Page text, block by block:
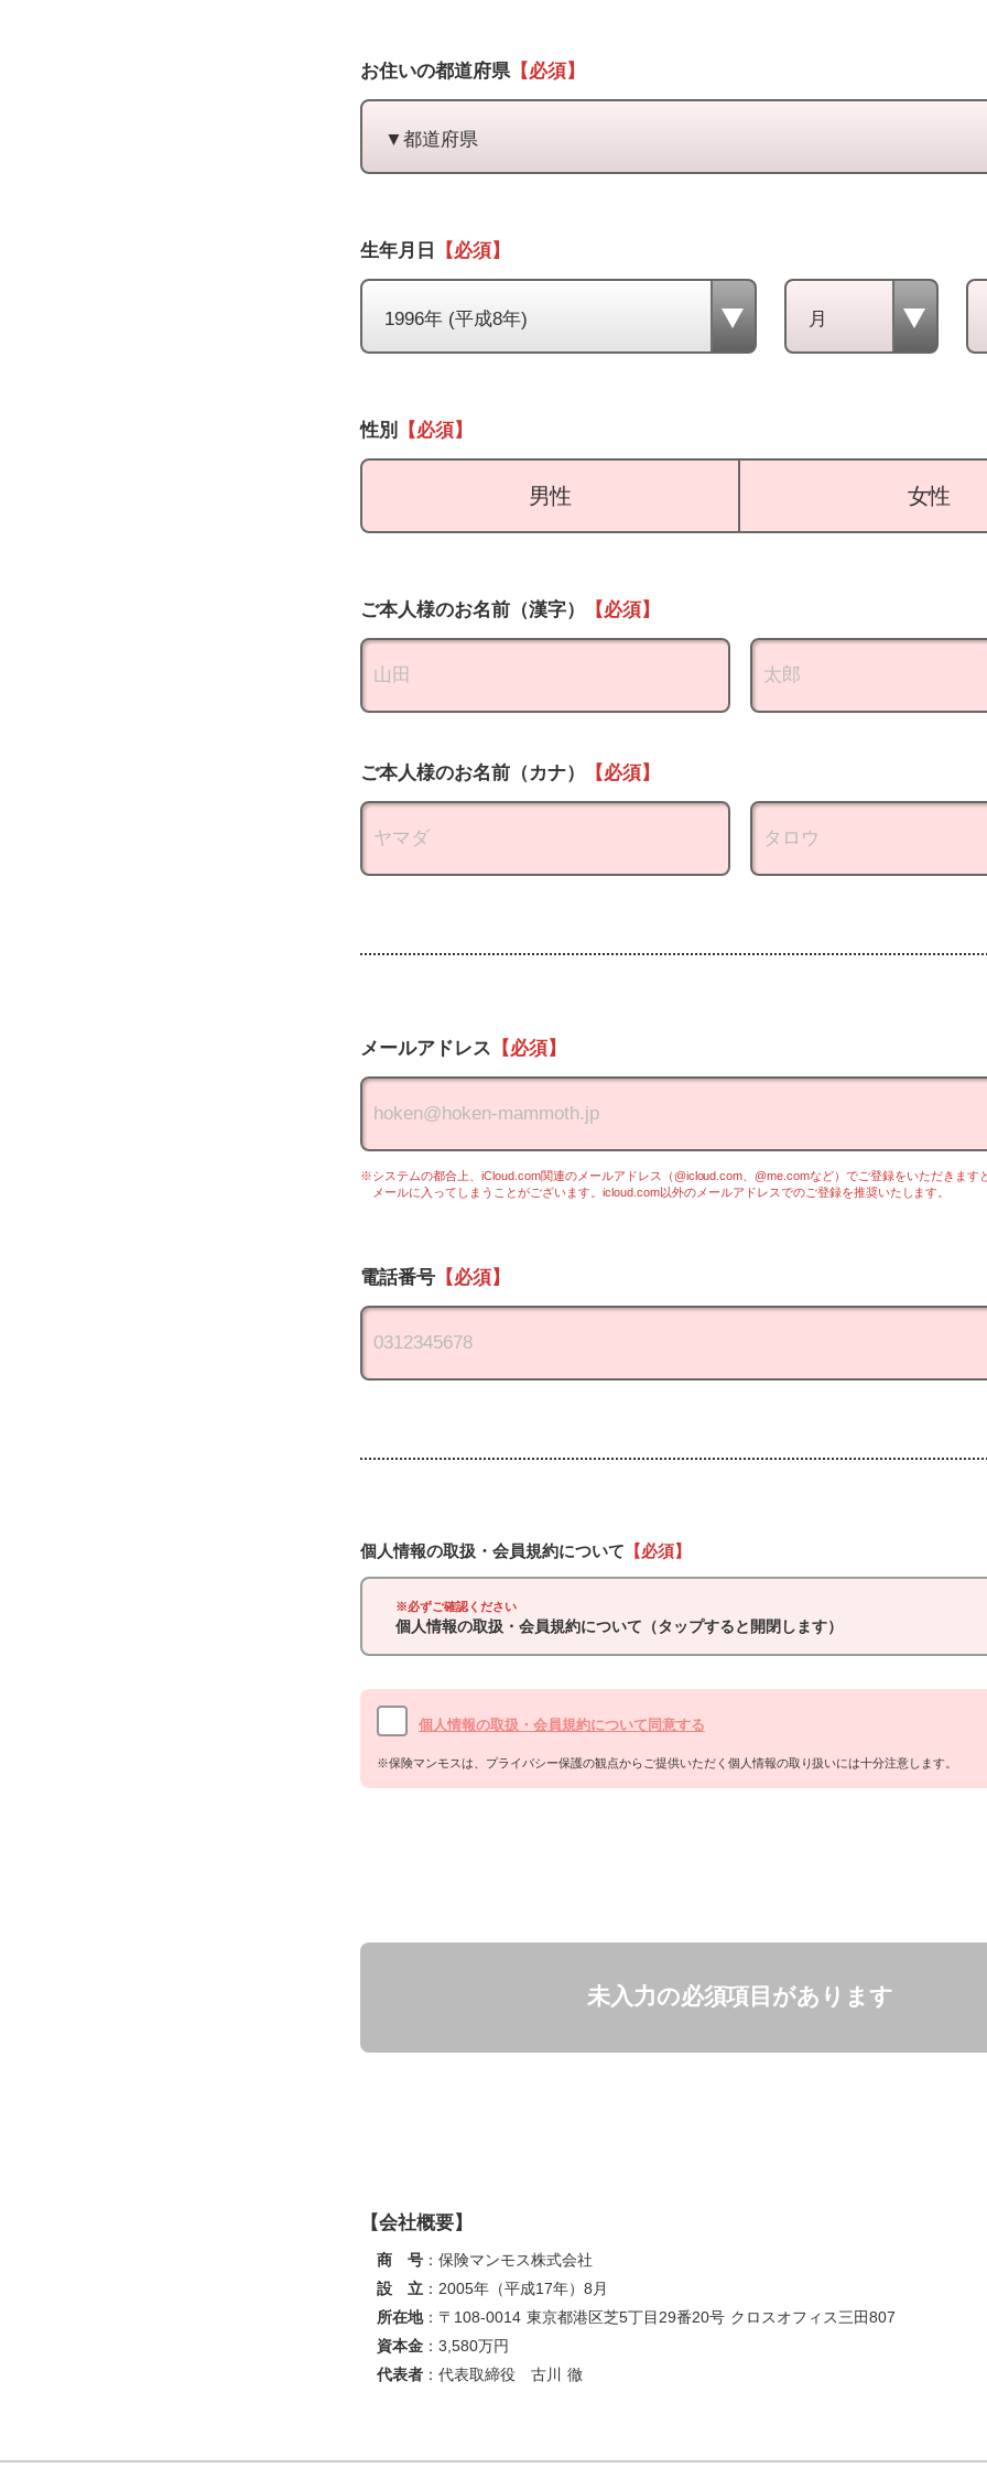
お住いの都道府県【必須】
生年月日 【必須】
性別 【必須】
男性 女性
ご本人様のお名前（漢字） 【必須】
ご本人様のお名前（カナ） 【必須】
メールアドレス 【必須】
※システムの都合上、iCloud.com関連のメールアドレス（@icloud.com、@me.comなど）でご登録をいただきます
メールに入ってしまうことがございます。icloud.com以外のメールアドレスでのご登録を推奨いたします。
電話番号【必須】
個人情報の取扱・会員規約について 【必須】
※必ずご確認ください
個人情報の取扱・会員規約について （タップすると開閉します）
個人情報の取扱・会員規約について同意する
※保険マンモスは、プライバシー保護の観点からご提供いただく個人情報の取り扱いには十分注意します。
未入力の必須項目があります
【会社概要】
商 号：保険マンモス株式会社
設 立：2005年（平成17年）8月
所在地：〒108-0014 東京都港区芝5丁目29番20号 クロスオフィス三田807
資本金：3,580万円
代表者：代表取締役 古川 徹